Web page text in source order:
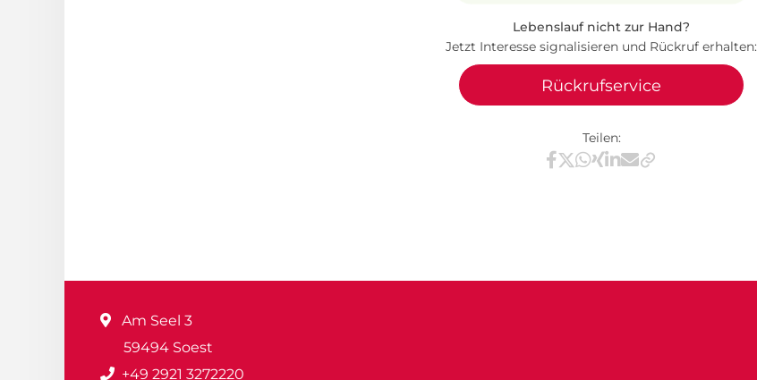
Lebenslauf nicht zur Hand?
Jetzt Interesse signalisieren und Rückruf erhalten:
Rückrufservice
Teilen:
Teilen via Facebook
Teilen via X / Twitter
Teilen via WhatsApp
Teilen via Xing
Teilen via LinkedIn
Teilen via E-Mail
Am Seel 3
59494 Soest
+49 2921 3272220